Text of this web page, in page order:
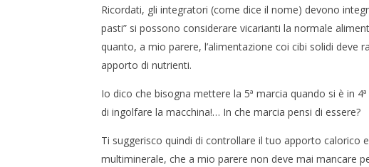
Ricordati, gli integratori (come dice il nome) devono
pasti” si possono considerare vicarianti la normale
quanto, a mio parere, l’alimentazione coi cibi solidi
apporto di nutrienti.
Io dico che bisogna mettere la 5ª marcia quando si è in
di ingolfare la macchina!… In che marcia pensi di essere?
Ti suggerisco quindi di controllare il tuo apporto calorico
multiminerale, che a mio parere non deve mai mancare